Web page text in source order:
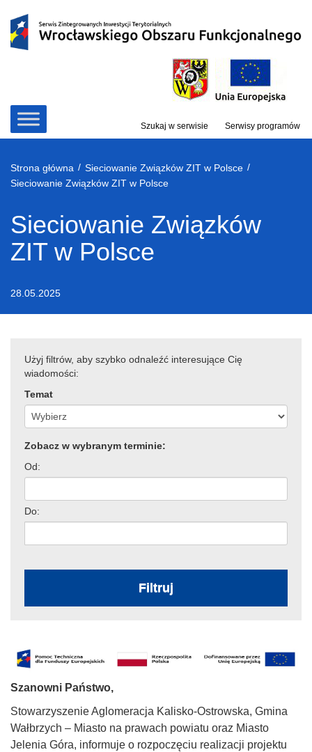
treści
Szukaj w serwisie Serwisy programów
Strona główna / Sieciowanie Związków ZIT w Polsce /
Sieciowanie Związków ZIT w Polsce
Sieciowanie Związków
ZIT w Polsce
28.05.2025
Użyj filtrów, aby szybko odnaleźć interesujące Cię
wiadomości:
Temat
Zobacz w wybranym terminie:
Od:
Do:
Filtruj
Szanowni Państwo,
Stowarzyszenie Aglomeracja Kalisko-Ostrowska, Gmina
Wałbrzych – Miasto na prawach powiatu oraz Miasto
Jelenia Góra, informuje o rozpoczęciu realizacji projektu